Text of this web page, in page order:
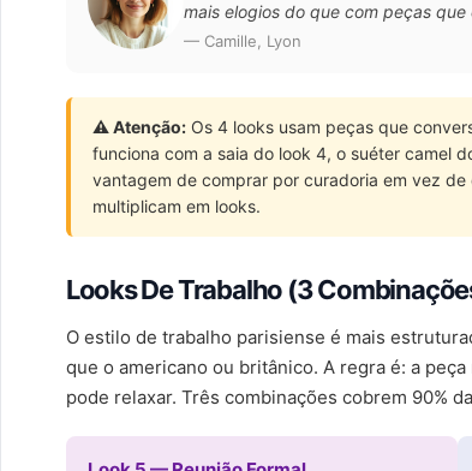
mais elogios do que com peças que
— Camille, Lyon
⚠️ Atenção:Os 4 looks usam peças que
funciona com a saia do look 4, o suéter camel
vantagem de comprar por curadoria em vez
multiplicam em looks.
Looks De Trabalho (3
O estilo de trabalho parisiense é mais
que o americano ou britânico. A regra é: a
pode relaxar. Três combinações cobrem 90%